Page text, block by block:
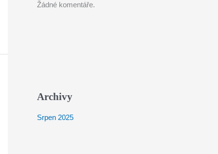
Žádné komentáře.
Archivy
Srpen 2025